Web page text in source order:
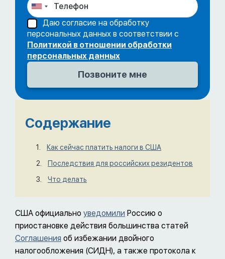
Даю согласие на обработку
персональных данных в соответствии с
Политикой в отношении обработки
персональных данных
Содержание
Как сейчас платить налоги в США
Последствия для российских резидентов
Что делать
США официально уведомили Россию о
приостановке действия большинства статей
Соглашения об избежании двойного
налогообложения (СИДН), а также протокола к